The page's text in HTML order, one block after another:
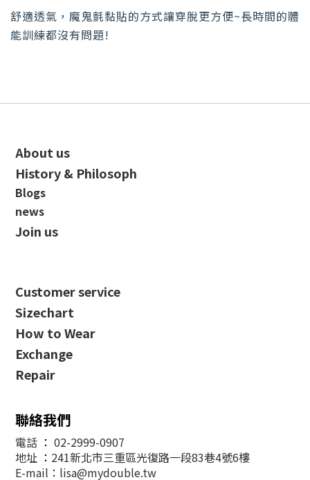
舒適透氣，魔鬼氈黏貼的方式讓穿脫更方便~長時間的體
能訓練都沒有問題!
About us
History & Philosoph
Blogs
news
Join us
Customer service
Sizechart
How to Wear
Exchange
Repair
聯絡我們
電話 ： 02-2999-0907
地址 ： 241新北市三重區光復路一段83巷4號6樓
E-mail：lisa@mydouble.tw